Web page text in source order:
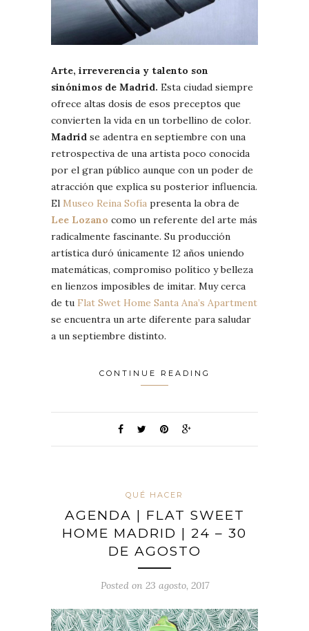
Arte, irreverencia y talento son
sinónimos de Madrid. Esta ciudad siempre
ofrece altas dosis de esos preceptos que
convierten la vida en un torbellino de color.
Madrid se adentra en septiembre con una
retrospectiva de una artista poco conocida
por el gran público aunque con un poder de
atracción que explica su posterior influencia.
El Museo Reina Sofía presenta la obra de
Lee Lozano como un referente del arte más
radicalmente fascinante. Su producción
artística duró únicamente 12 años uniendo
matemáticas, compromiso político y belleza
en lienzos imposibles de imitar. Muy cerca
de tu Flat Swet Home Santa Ana’s Apartment
se encuentra un arte diferente para saludar
a un septiembre distinto.
CONTINUE READING
QUÉ HACER
AGENDA | FLAT SWEET
HOME MADRID | 24 – 30
DE AGOSTO
Posted on 23 agosto, 2017